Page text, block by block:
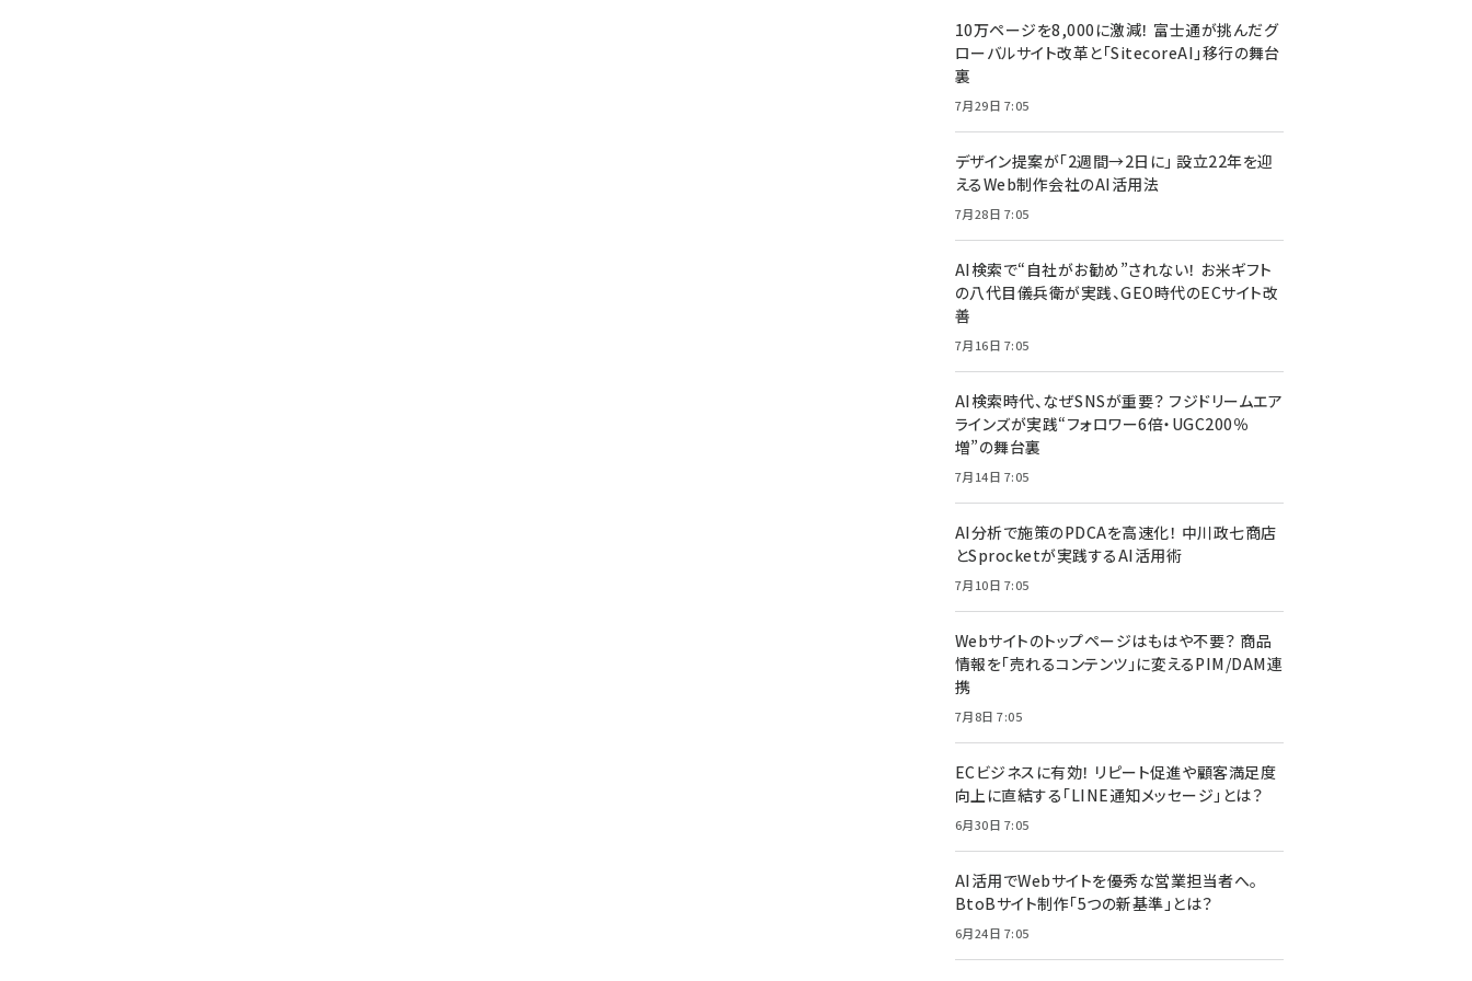
10万ページを8,000に激減！ 富士通が挑んだグ
ローバルサイト改革と「SitecoreAI」移行の舞台
裏
7月29日 7:05
デザイン提案が「2週間→2日に」 設立22年を迎
えるWeb制作会社のAI活用法
7月28日 7:05
AI検索で“自社がお勧め”されない！ お米ギフト
の八代目儀兵衛が実践、GEO時代のECサイト改
善
7月16日 7:05
AI検索時代、なぜSNSが重要？ フジドリームエア
ラインズが実践“フォロワー6倍・UGC200％
増”の舞台裏
7月14日 7:05
AI分析で施策のPDCAを高速化！ 中川政七商店
とSprocketが実践するAI活用術
7月10日 7:05
Webサイトのトップページはもはや不要？ 商品
情報を「売れるコンテンツ」に変えるPIM/DAM連
携
7月8日 7:05
ECビジネスに有効！ リピート促進や顧客満足度
向上に直結する「LINE通知メッセージ」とは？
6月30日 7:05
AI活用でWebサイトを優秀な営業担当者へ。
BtoBサイト制作「5つの新基準」とは？
6月24日 7:05